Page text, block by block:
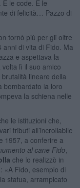
le code. E le
di felicità… Pazzo di
tornò più per gli oltre
di vita di Fido. Ma
e aspettava la
lì il suo amico
lineare della
bombardato la loro
la schiena nelle
le istituzioni che,
tributi all’incrollabile
1957, a conferire a
al cane Fido
che lo realizzò in
«A Fido, esempio di
statua, arrampicato